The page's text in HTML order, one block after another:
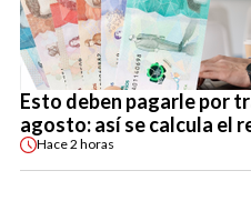
Esto deben pagarle por
agosto: así se calcula el
Hace2 horas